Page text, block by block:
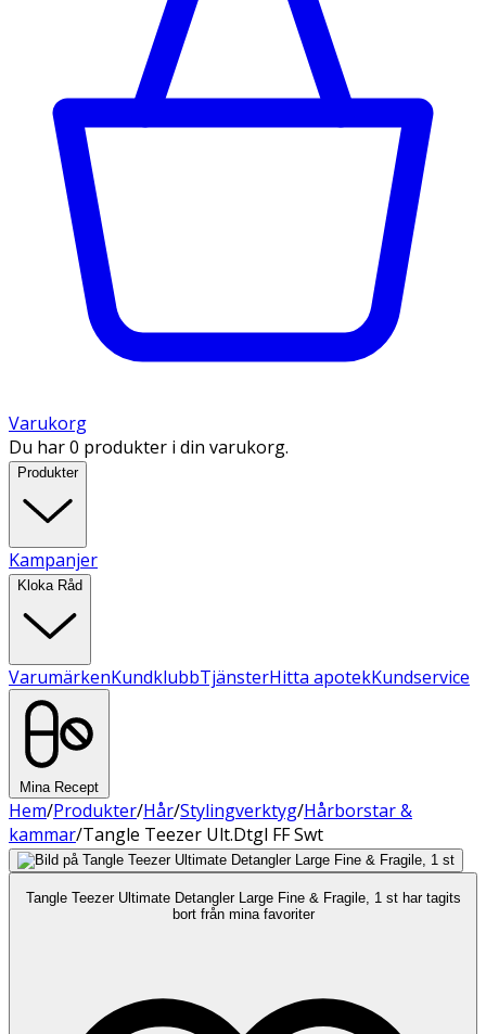
Varukorg
Du har 0 produkter i din varukorg.
Produkter
Kampanjer
Kloka Råd
VarumärkenKundklubbTjänsterHitta apotekKundservice
Mina Recept
Hem/Produkter/Hår/Stylingverktyg/Hårborstar &
kammar/Tangle Teezer Ult.Dtgl FF Swt
Tangle Teezer Ultimate Detangler Large Fine & Fragile, 1 st har tagits
bort från mina favoriter